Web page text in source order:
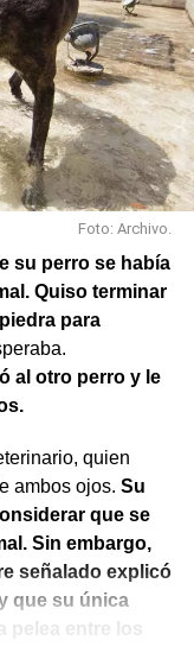
Foto: Archivo.
su perro se había
Quiso terminar
para
al otro perro y le
quien
ambos ojos. Su
que se
Sin embargo,
señalado explicó
que su única
entre los